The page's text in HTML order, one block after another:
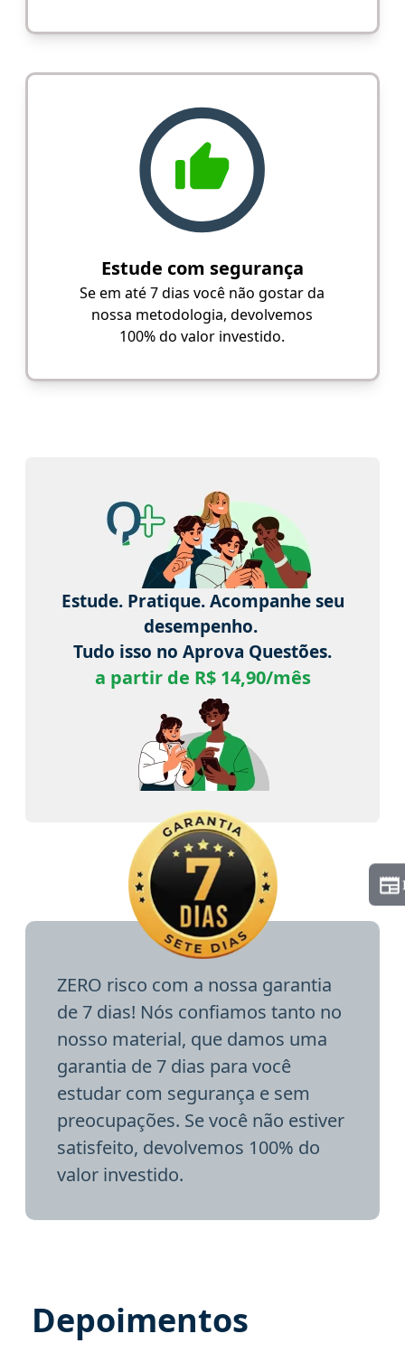
Estude com segurança
Se em até 7 dias você não gostar da
nossa metodologia, devolvemos
100% do valor investido.
Estude. Pratique. Acompanhe seu
desempenho.
Tudo isso no Aprova Questões.
a partir de R$ 14,90/mês
ZERO risco com a nossa garantia
de 7 dias! Nós confiamos tanto no
nosso material, que damos uma
garantia de 7 dias para você
estudar com segurança e sem
preocupações. Se você não estiver
satisfeito, devolvemos 100% do
valor investido.
Depoimentos